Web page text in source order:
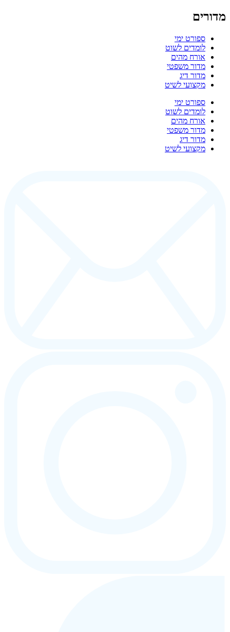
מדורים
ספורט ימי
לומדים לשוט
אורח מהים
מדור משפטי
מדור דיג
מקצועי לשיט
ספורט ימי
לומדים לשוט
אורח מהים
מדור משפטי
מדור דיג
מקצועי לשיט